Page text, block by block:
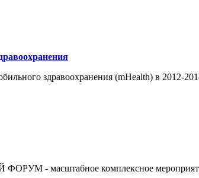
здравоохранения (mHealth) в 2012-
- масштабное комплексное